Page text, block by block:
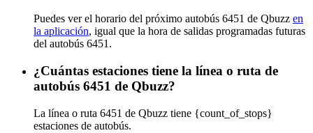
Puedes ver el horario del próximo autobús 6451 de Qbuzz en
la aplicación, igual que la hora de salidas programadas futuras
del autobús 6451.
¿Cuántas estaciones tiene la línea o ruta de
autobús 6451 de Qbuzz?
La línea o ruta 6451 de Qbuzz tiene {count_of_stops}
estaciones de autobús.